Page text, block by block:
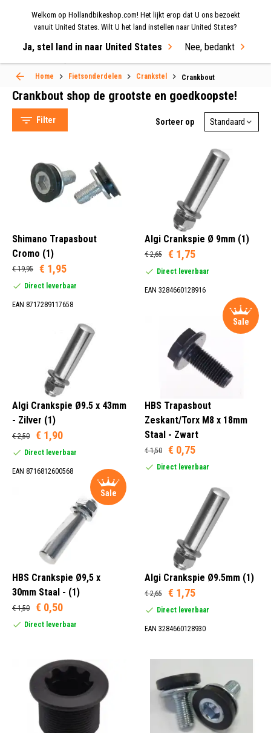
Welkom op Hollandbikeshop.com! Het lijkt erop dat U ons bezoekt
vanuit United States. Wilt U het land instellen naar United States?
Ja, stel land in naar United States Nee, bedankt
Home Fietsonderdelen Crankstel Crankbout
Shimano (14)
Contec (4)
Zwart (11)
Crankbout (18)
Crankklembout (2)
Crankmoer (1)
Aluminium (2)
Staal (12)
Onbekend (1)
N.V.T. (5)
Onbekend (4)
8 mm (1)
9 mm (1)
Inbus Cilinder (3)
Inbus Verzonken (1)
Torx TX (1)
Crankbout shop de grootste en goedkoopste!
Filter Sorteer op
Shimano Trapasbout
Cromo (1)
€ 19,95 € 1,95
Direct leverbaar
EAN 8717289117658
Algi Crankspie Ø 9mm (1)
€ 2,65 € 1,75
Direct leverbaar
EAN 3284660128916
Algi Crankspie Ø9.5 x 43mm
- Zilver (1)
€ 2,50 € 1,90
Direct leverbaar
EAN 8716812600568
Sale
HBS Trapasbout
Zeskant/Torx M8 x 18mm
Staal - Zwart
€ 1,50 € 0,75
Direct leverbaar
Sale
HBS Crankspie Ø9,5 x
30mm Staal - (1)
€ 1,50 € 0,50
Direct leverbaar
Algi Crankspie Ø9.5mm (1)
€ 2,65 € 1,75
Direct leverbaar
EAN 3284660128930